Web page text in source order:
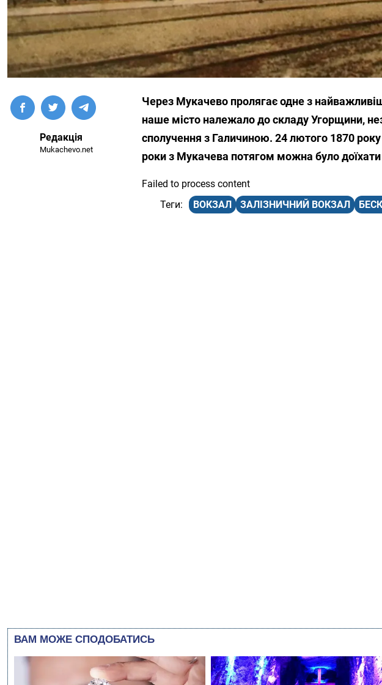
Редакція
Mukachevo.net
Через Мукачево пролягає одне з
наше місто належало до складу Угорщини,
сполучення з Галичиною. 24 лютого 1870
роки з Мукачева потягом можна було
Failed to process content
ВОКЗАЛ
ЗАЛІЗНИЧНИЙ ВОКЗАЛ